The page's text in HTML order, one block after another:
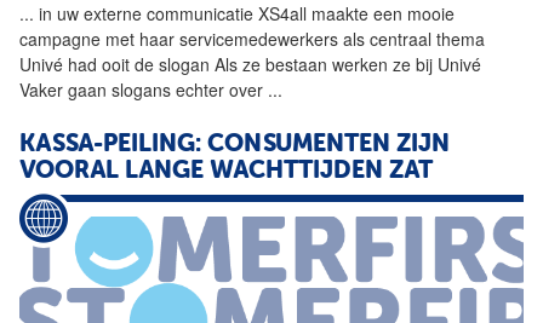
... in uw externe communicatie XS4all maakte een mooie
campagne met haar servicemedewerkers als centraal thema
Univé had ooit de slogan Als ze bestaan werken ze bij Univé
Vaker gaan slogans echter over ...
KASSA-PEILING: CONSUMENTEN ZIJN
VOORAL LANGE WACHTTIJDEN ZAT